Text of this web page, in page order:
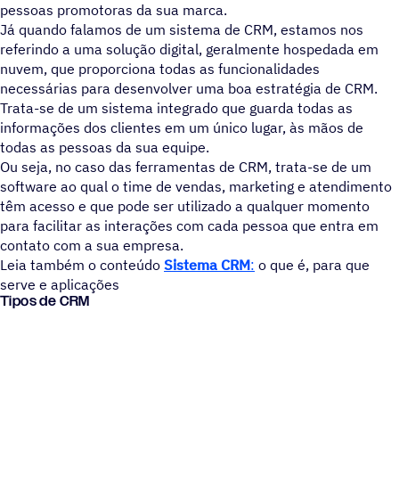
pessoas promotoras da sua marca.
Já quando falamos de um sistema de CRM, estamos nos
referindo a uma solução digital, geralmente hospedada em
nuvem, que proporciona todas as funcionalidades
necessárias para desenvolver uma boa estratégia de CRM.
Trata-se de um sistema integrado que guarda todas as
informações dos clientes em um único lugar, às mãos de
todas as pessoas da sua equipe.
Ou seja, no caso das ferramentas de CRM, trata-se de um
software ao qual o time de vendas, marketing e atendimento
têm acesso e que pode ser utilizado a qualquer momento
para facilitar as interações com cada pessoa que entra em
contato com a sua empresa.
Leia também o conteúdo Sistema CRM: o que é, para que
serve e aplicações
Tipos de CRM